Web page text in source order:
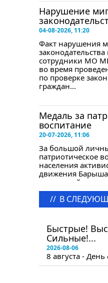
Нарушение
04-08-2026, 11:20
Факт нарушения
сотрудники МО
во время
по проверке
граждан...
Медаль за
воспитание
20-07-2026, 11:06
За большой
патриотическое
населения
движения
лекторской
Васильевич...
// В
Быстрые!
Сильные!...
2026-08-06
8 августа -